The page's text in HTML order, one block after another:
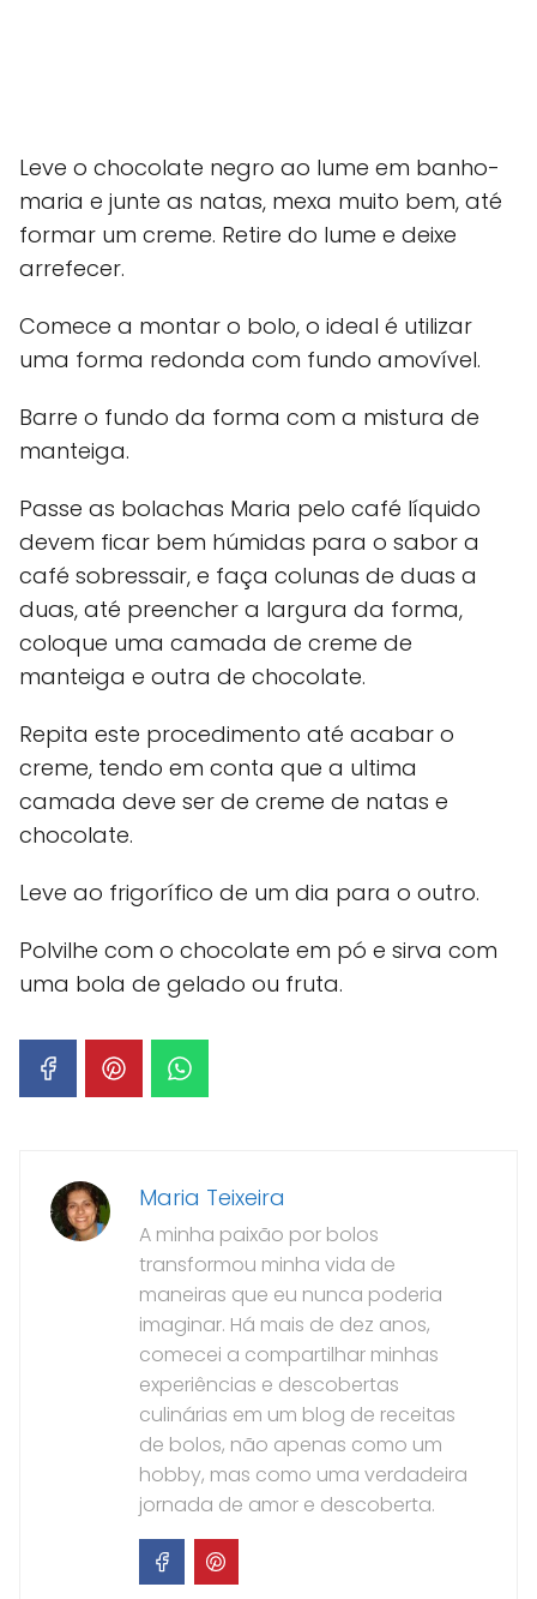
Leve o chocolate negro ao lume em banho-
maria e junte as natas, mexa muito bem, até
formar um creme. Retire do lume e deixe
arrefecer.
Comece a montar o bolo, o ideal é utilizar
uma forma redonda com fundo amovível.
Barre o fundo da forma com a mistura de
manteiga.
Passe as bolachas Maria pelo café líquido
devem ficar bem húmidas para o sabor a
café sobressair, e faça colunas de duas a
duas, até preencher a largura da forma,
coloque uma camada de creme de
manteiga e outra de chocolate.
Repita este procedimento até acabar o
creme, tendo em conta que a ultima
camada deve ser de creme de natas e
chocolate.
Leve ao frigorífico de um dia para o outro.
Polvilhe com o chocolate em pó e sirva com
uma bola de gelado ou fruta.
Maria Teixeira
A minha paixão por bolos
transformou minha vida de
maneiras que eu nunca poderia
imaginar. Há mais de dez anos,
comecei a compartilhar minhas
experiências e descobertas
culinárias em um blog de receitas
de bolos, não apenas como um
hobby, mas como uma verdadeira
jornada de amor e descoberta.